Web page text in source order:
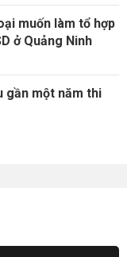
muốn làm tổ hợp
ở Quảng Ninh
gần một năm thi